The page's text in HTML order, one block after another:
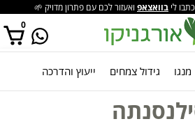
לי בוואצאפ ואעזור לכם עם פתרון מדויק 🌱
0
אין מוצרים בסל הקניות. מנגו גידול צמחים ייעוץ והדרכה